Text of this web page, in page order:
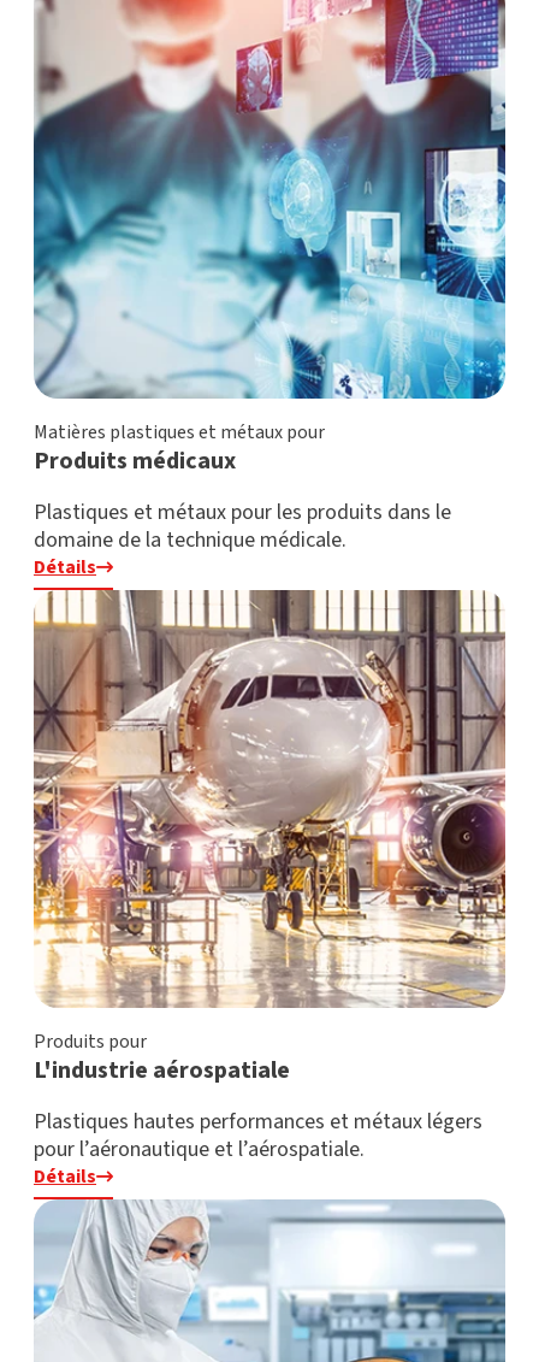
Matières plastiques et métaux pour
Produits médicaux
Plastiques et métaux pour les produits dans le
domaine de la technique médicale.
Détails
Produits pour
L'industrie aérospatiale
Plastiques hautes performances et métaux légers
pour l’aéronautique et l’aérospatiale.
Détails